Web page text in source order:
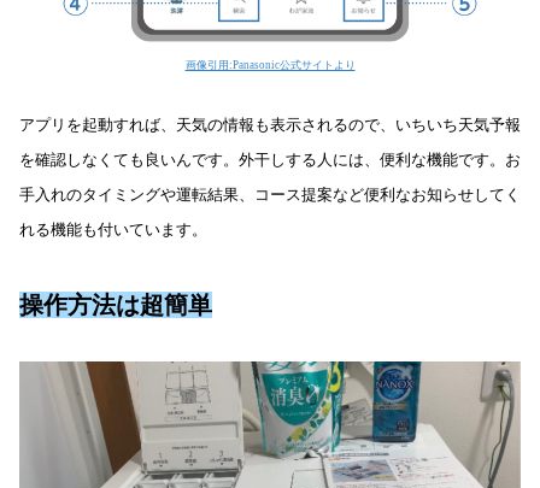
画像引用:Panasonic公式サイトより
アプリを起動すれば、天気の情報も表示されるので、いちいち天気予報
を確認しなくても良いんです。外干しする人には、便利な機能です。お
手入れのタイミングや運転結果、コース提案など便利なお知らせしてく
れる機能も付いています。
操作方法は超簡単